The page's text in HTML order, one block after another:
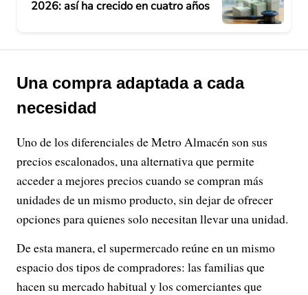
2026: así ha crecido en cuatro años
Una compra adaptada a cada
necesidad
Uno de los diferenciales de Metro Almacén son sus
precios escalonados, una alternativa que permite
acceder a mejores precios cuando se compran más
unidades de un mismo producto, sin dejar de ofrecer
opciones para quienes solo necesitan llevar una unidad.
De esta manera, el supermercado reúne en un mismo
espacio dos tipos de compradores: las familias que
hacen su mercado habitual y los comerciantes que